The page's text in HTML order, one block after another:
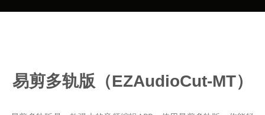
易剪多轨版（EZAudioCut-MT）